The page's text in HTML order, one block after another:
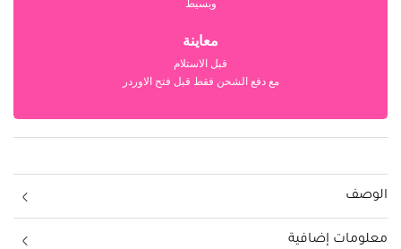
وبسيط
معاينة
قبل الاستلام
مع دفع الشحن فقط قبل فتح الاوردر
الوصف
معلومات إضافية